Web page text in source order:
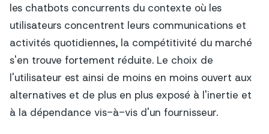
les chatbots concurrents du contexte où les
utilisateurs concentrent leurs communications et
activités quotidiennes, la compétitivité du marché
s'en trouve fortement réduite. Le choix de
l'utilisateur est ainsi de moins en moins ouvert aux
alternatives et de plus en plus exposé à l'inertie et
à la dépendance vis-à-vis d'un fournisseur.